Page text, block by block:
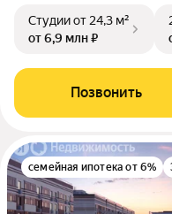
Студииот 24,3 м²
от 6,9 млн ₽
Позвонить
семейная ипотека от 6%